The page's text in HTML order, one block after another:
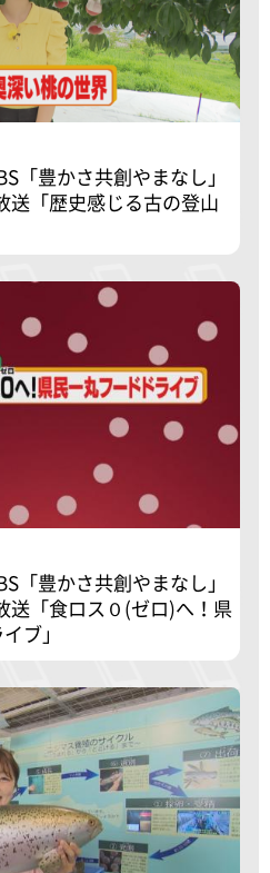
「豊かさ共創やまなし」
送「歴史感じる古の登山
「豊かさ共創やまなし」
送「食ロス０(ゼロ)へ！県
ブ」